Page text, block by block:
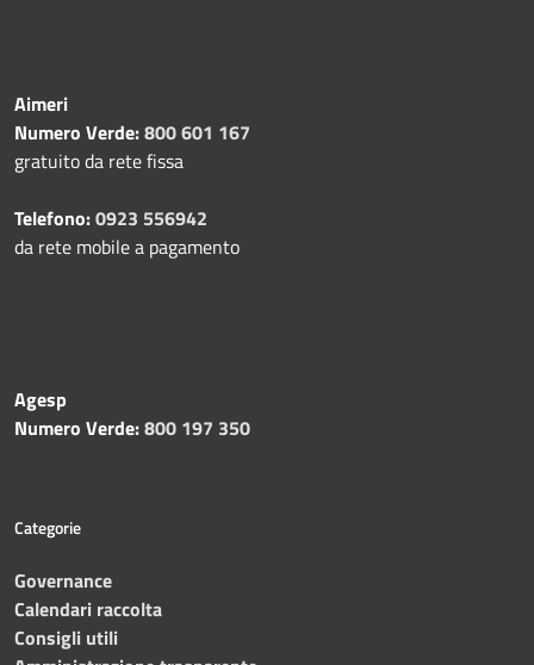
Aimeri
Numero Verde:800 601 167
gratuito da rete fissa
Telefono:0923 556942
da rete mobile a pagamento
Agesp
Numero Verde:800 197 350
Categorie
Governance
Calendari raccolta
Consigli utili